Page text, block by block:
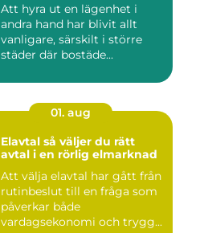
Att hyra ut en lägenhet i
andra hand har blivit allt
vanligare, särskilt i större
städer där bostäde...
01. aug
Elavtal så väljer du rätt
avtal i en rörlig elmarknad
Att välja elavtal har gått från
rutinbeslut till en fråga som
påverkar både
vardagsekonomi och trygg...